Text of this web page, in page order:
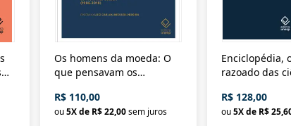
Os homens da moeda: O
que pensavam os
Nova República (1985-
2018)
R$ 110,00
ou5X de R$ 22,00sem juros
Enciclopédia,
razoado das
Civilização
R$ 128,00
ou5X de R$